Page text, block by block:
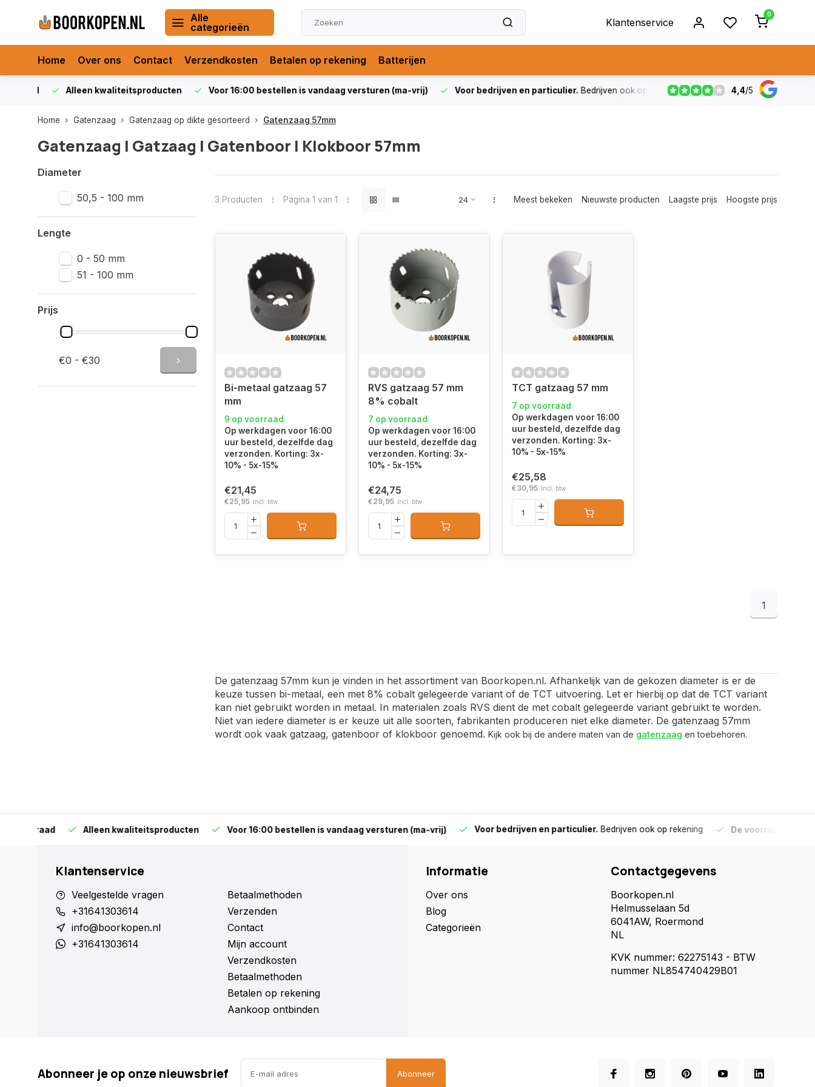
Alle
categorieën
Klantenservice
0
Home Over ons Contact Verzendkosten Betalen op rekening Batterijen
Alleen kwaliteitsproducten Voor 16:00 bestellen is vandaag versturen (ma-vrij) Voor bedrijven en particulier. Bedrijven ook op rekening De voorraad die
4,4/5
Home Gatenzaag Gatenzaag op dikte gesorteerd Gatenzaag 57mm
Gatenzaag | Gatzaag | Gatenboor | Klokboor 57mm
Diameter
50,5 - 100 mm
Lengte
0 - 50 mm
51 - 100 mm
Prijs
€0 - €30
3 Producten Pagina 1 van 1 Meest bekeken Nieuwste producten Laagste prijs Hoogste prijs
Bi-metaal gatzaag 57
mm
9 op voorraad
Op werkdagen voor 16:00
uur besteld, dezelfde dag
verzonden. Korting: 3x-
10% - 5x-15%
€21,45
€25,95 Incl. btw
RVS gatzaag 57 mm
8% cobalt
7 op voorraad
Op werkdagen voor 16:00
uur besteld, dezelfde dag
verzonden. Korting: 3x-
10% - 5x-15%
€24,75
€29,95 Incl. btw
TCT gatzaag 57 mm
7 op voorraad
Op werkdagen voor 16:00
uur besteld, dezelfde dag
verzonden. Korting: 3x-
10% - 5x-15%
€25,58
€30,95 Incl. btw
1
De gatenzaag 57mm kun je vinden in het assortiment van Boorkopen.nl. Afhankelijk van de gekozen diameter is er de
keuze tussen bi-metaal, een met 8% cobalt gelegeerde variant of de TCT uitvoering. Let er hierbij op dat de TCT variant
kan niet gebruikt worden in metaal. In materialen zoals RVS dient de met cobalt gelegeerde variant gebruikt te worden.
Niet van iedere diameter is er keuze uit alle soorten, fabrikanten produceren niet elke diameter. De gatenzaag 57mm
wordt ook vaak gatzaag, gatenboor of klokboor genoemd. Kijk ook bij de andere maten van de gatenzaag en toebehoren.
Alleen kwaliteitsproducten Voor 16:00 bestellen is vandaag versturen (ma-vrij) Voor bedrijven en particulier.Bedrijven ook op rekening De voorraad die
Klantenservice
Veelgestelde vragen
+31641303614
info@boorkopen.nl
+31641303614
Betaalmethoden
Verzenden
Contact
Mijn account
Verzendkosten
Betaalmethoden
Betalen op rekening
Aankoop ontbinden
Informatie
Over ons
Blog
Categorieën
Contactgegevens
Boorkopen.nl
Helmusselaan 5d
6041AW, Roermond
NL
KVK nummer: 62275143 - BTW
nummer NL854740429B01
Abonneer je op onze nieuwsbrief Abonneer